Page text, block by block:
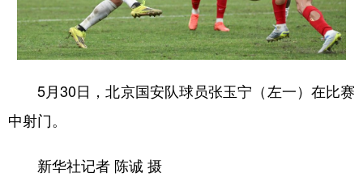
5月30日，北京国安队球员张玉宁（左一）在比赛
中射门。
新华社记者 陈诚 摄